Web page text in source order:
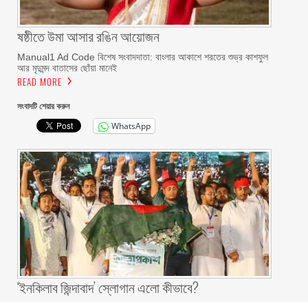
ষষ্ঠীতে উমা আসার রঙিন আয়োজন
Manual1 Ad Code বিশেষ সংবাদদাতা: বাংলার আকাশে শরতের শুভ্র কাশফুল
আর মৃদুমন্দ বাতাসের ছোঁয়া মানেই
READ MORE
সংবাদটি শেয়ার করুন
WhatsApp
‘ইনকিলাব জিন্দাবাদ’ স্লোগান এলো কীভাবে?